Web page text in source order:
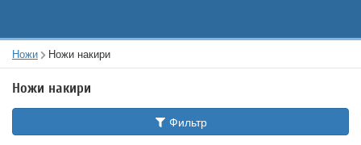
Ножи Ножи накири
Ножи накири
Фильтр